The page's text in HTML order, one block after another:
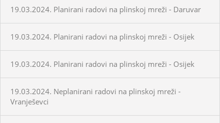
19.03.2024. Planirani radovi na plinskoj mreži - Daruvar
19.03.2024. Planirani radovi na plinskoj mreži - Osijek
19.03.2024. Planirani radovi na plinskoj mreži - Osijek
19.03.2024. Neplanirani radovi na plinskoj mreži -
Vranješevci